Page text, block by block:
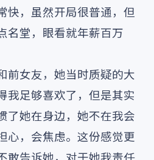
快，虽然开局很普通，但
名堂，眼看就年薪百万
前女友，她当时质疑的大
我足够喜欢了，但是其实
了她在身边，她不在我会
心，会焦虑。这份感觉更